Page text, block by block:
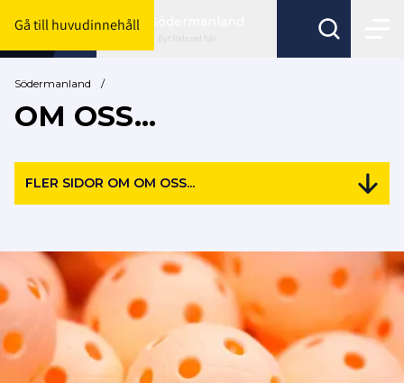
Gå till huvudinnehåll
Byt förbund här
Södermanland /
OM OSS...
FLER SIDOR OM OM OSS...